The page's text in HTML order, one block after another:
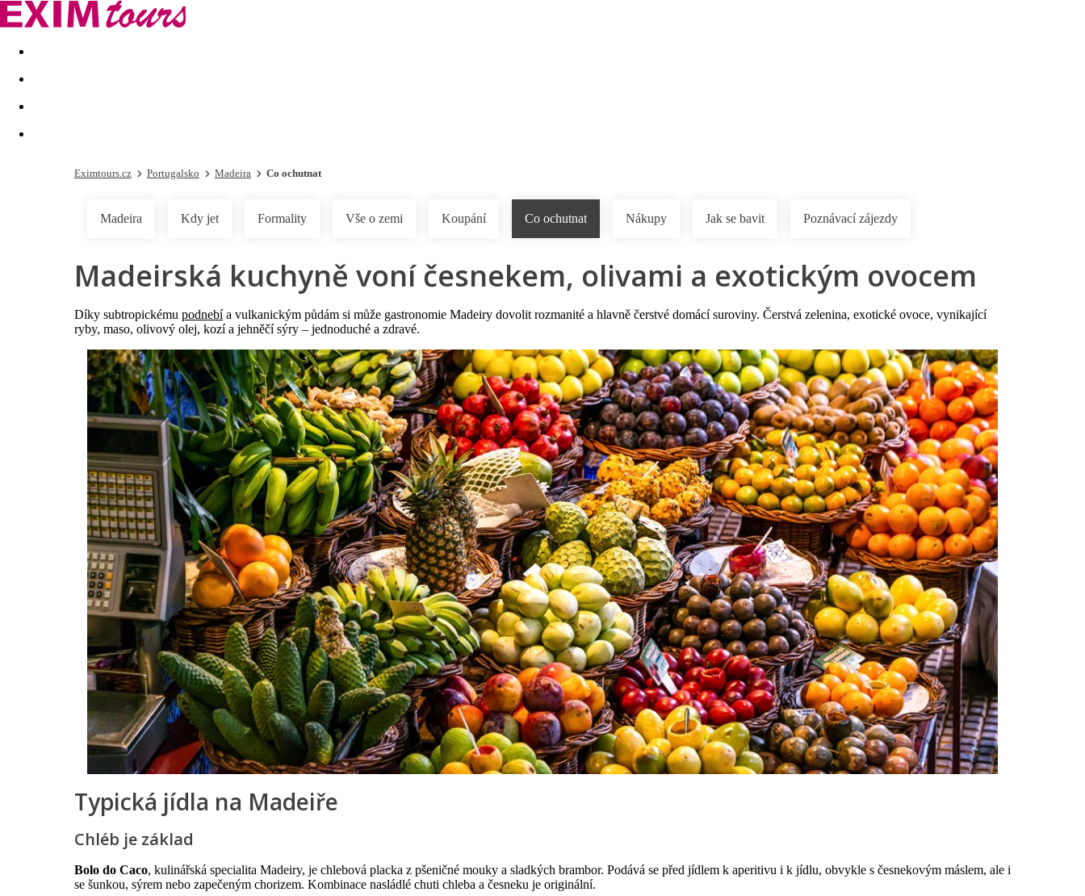
Akční nabídky Last minute
Eximtours.cz Portugalsko Madeira Co ochutnat
Madeira Kdy jet Formality Vše o zemi Koupání Co ochutnat Nákupy Jak se bavit Poznávací zájezdy
Madeirská kuchyně voní česnekem, olivami a exotickým ovocem
Díky subtropickému podnebía vulkanickým půdám si může gastronomie Madeiry dovolit rozmanité a hlavně čerstvé domácí suroviny. Čerstvá zelenina, exotické ovoce, vynikající
ryby, maso, olivový olej, kozí a jehněčí sýry – jednoduché a zdravé.
Typická jídla na Madeiře
Chléb je základ
Bolo do Caco, kulinářská specialita Madeiry, je chlebová placka z pšeničné mouky a sladkých brambor. Podává se před jídlem k aperitivu i k jídlu, obvykle s česnekovým máslem, ale i
se šunkou, sýrem nebo zapečeným chorizem. Kombinace nasládlé chuti chleba a česneku je originální.